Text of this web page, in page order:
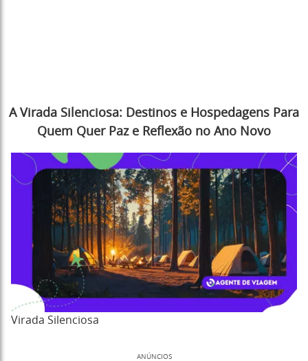
A Virada Silenciosa: Destinos e Hospedagens Para
Quem Quer Paz e Reflexão no Ano Novo
Virada Silenciosa
ANÚNCIOS